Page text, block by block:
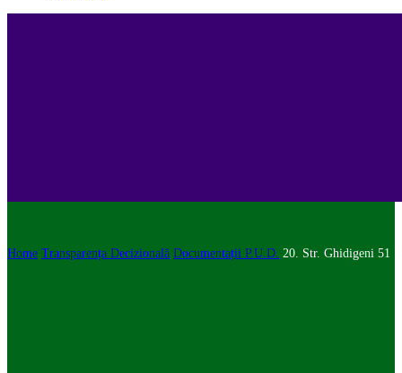
Home Transparența Decizională Documentații P.U.D. 20. Str. Ghidigeni 51